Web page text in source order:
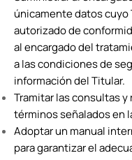
únicamente datos
autorizado de
al encargado del
a las condiciones de
información del Titular.
Tramitar las consultas
términos señalados en
Adoptar un manual
para garantizar el